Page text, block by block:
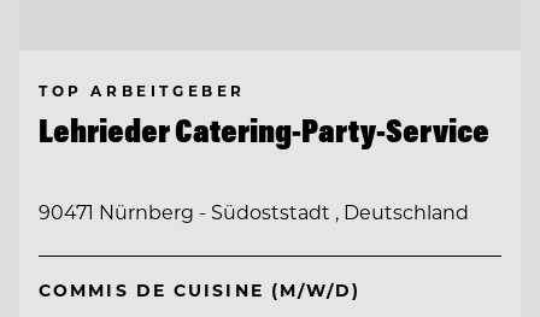
TOP ARBEITGEBER
Lehrieder Catering-Party-Service
90471 Nürnberg - Südoststadt , Deutschland
COMMIS DE CUISINE (M/W/D)